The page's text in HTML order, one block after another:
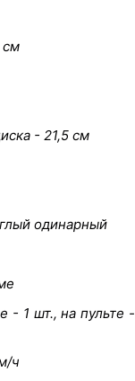
см
- 21,5 см
одинарный
- 1 шт., на пульте -
ч